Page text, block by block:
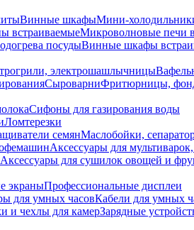
Винные шкафыМини-
встраиваемыеМикроволновые печи
посудыВинные шкафы
электрошашлычницы
СыроварниФритюрницы,
Сифоны для газирования воды
Ломтерезки
семянМаслобойки,
Аксессуары для
Аксессуары для сушилок овощей и
экраныПрофессиональные дисплеи
для умных часовКабели для умных
и чехлы для камерЗарядные